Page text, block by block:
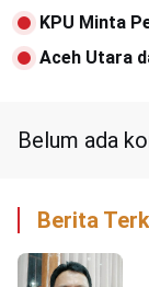
KPU Minta
Pemilu 2024
Aceh Utara
Belum ada
Berita